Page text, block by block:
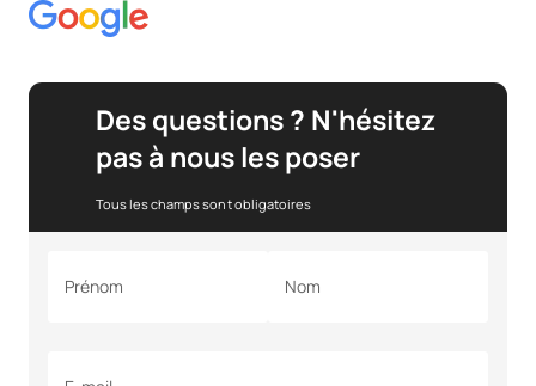
Des questions ? N'hésitez
pas à nous les poser
Tous les champs sont obligatoires
Prénom Nom